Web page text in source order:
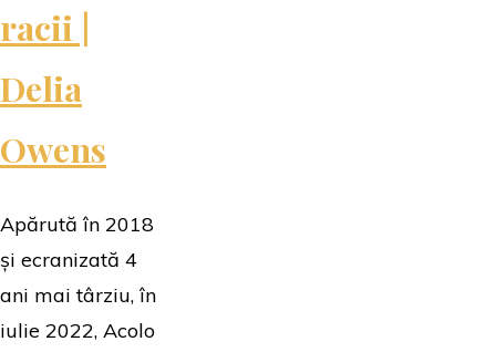
racii |
Delia
Owens
Apărută în 2018
și ecranizată 4
ani mai târziu, în
iulie 2022, Acolo